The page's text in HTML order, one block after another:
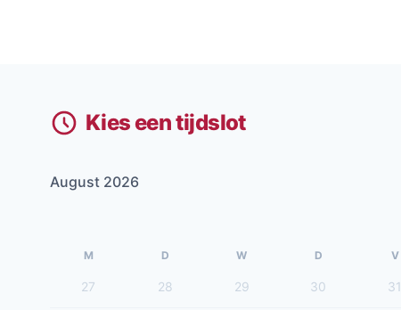
Kies een tijdslot
August 2026
M D W D V
27 28 29 30 31